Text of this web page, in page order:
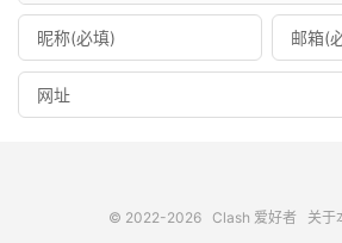
© 2022-2026 Clash 爱好者 关于